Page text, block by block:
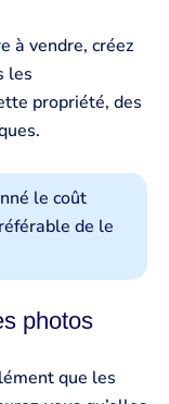
à vendre, créez
les
propriété, des
le coût
de le
photos
que les